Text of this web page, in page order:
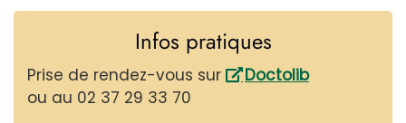
Infos pratiques
Prise de rendez-vous sur
Doctolib
ou au 02 37 29 33 70